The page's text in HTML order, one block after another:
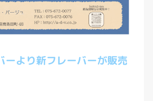
ーより新フレーバーが販売